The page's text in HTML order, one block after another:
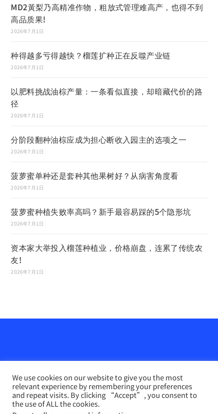
MD2黃梨乃高精准作物，粗放式管理难高产，也得不到
高品质果!
2026年7月1日
种得越多亏得越快？榴莲扩种正在反噬产业链
2026年7月1日
以肥料挑战油棕产量：一条看似直接，却暗藏代价的路
径
2026年7月1日
分阶段翻种油棕应成为担心断收入园主的选项之一
2026年7月1日
菠萝蜜单种还是套种其他果树好？从病害角度看
2026年7月1日
菠萝蜜种植失败率高吗？新手最容易踩的5个隐形坑
2026年7月1日
资本家大举投入榴莲种植业，价格崩盘，连累了传统农
友!
2026年7月1日
We use cookies on our website to give you the most
relevant experience by remembering your preferences
and repeat visits. By clicking “Accept”, you consent to
the use of ALL the cookies.